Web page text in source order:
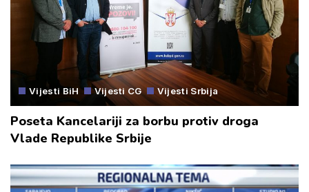
Vijesti BiH Vijesti CG Vijesti Srbija
Poseta Kancelariji za borbu protiv droga
Vlade Republike Srbije